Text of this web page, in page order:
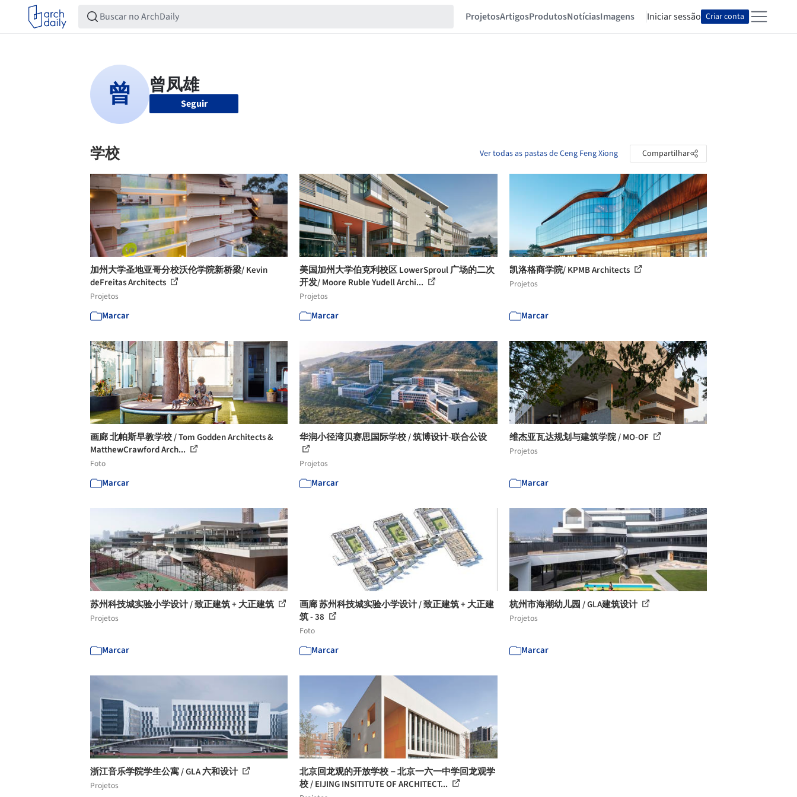
ProjetosArtigosProdutosNotíciasImagens Iniciar sessão Criar conta
Seguir
学校 Ver todas as pastas de Ceng Feng Xiong Compartilhar
加州大学圣地亚哥分校沃伦学院新桥梁/ Kevin
deFreitas Architects
Projetos
Marcar
美国加州大学伯克利校区 LowerSproul 广场的二次
开发/ Moore Ruble Yudell Archi...
Projetos
Marcar
凯洛格商学院/ KPMB Architects
Projetos
Marcar
画廊 北帕斯早教学校 / Tom Godden Architects &
MatthewCrawford Arch...
Foto
Marcar
华润小径湾贝赛思国际学校 / 筑博设计-联合公设
Projetos
Marcar
维杰亚瓦达规划与建筑学院 / MO-OF
Projetos
Marcar
苏州科技城实验小学设计 / 致正建筑 + 大正建筑
Projetos
Marcar
画廊 苏州科技城实验小学设计 / 致正建筑 + 大正建
筑 - 38
Foto
Marcar
杭州市海潮幼儿园 / GLA建筑设计
Projetos
Marcar
浙江音乐学院学生公寓 / GLA 六和设计
Projetos
北京回龙观的开放学校－北京一六一中学回龙观学
校 / EIJING INSITITUTE OF ARCHITECT...